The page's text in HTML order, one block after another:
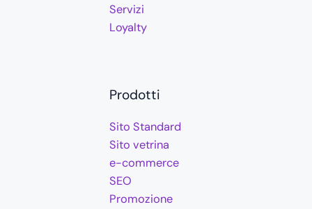
Servizi
Loyalty
Prodotti
Sito Standard
Sito vetrina
e-commerce
SEO
Promozione